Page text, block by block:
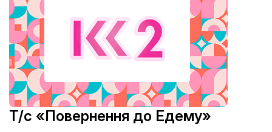
Т/с «Повернення до Едему»